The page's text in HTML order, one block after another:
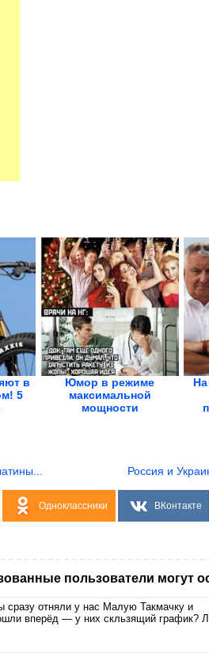
в
5
Юмор в режиме
максимальной
мощности
Россия и
Одноклассники ВКонтакте
пользователи могут
сразу отняли у нас Малую Такмачку и
вперёд — у них скльзящий график?